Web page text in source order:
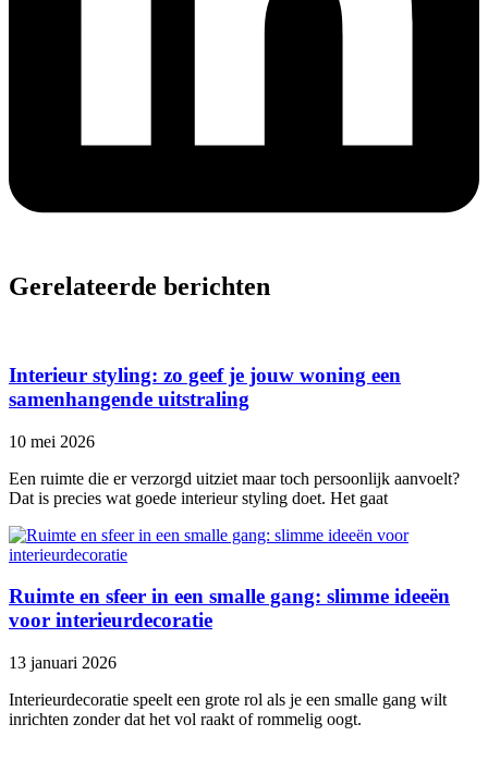
Gerelateerde berichten
Interieur styling: zo geef je jouw woning een
samenhangende uitstraling
10 mei 2026
Een ruimte die er verzorgd uitziet maar toch persoonlijk aanvoelt?
Dat is precies wat goede interieur styling doet. Het gaat
Ruimte en sfeer in een smalle gang: slimme ideeën
voor interieurdecoratie
13 januari 2026
Interieurdecoratie speelt een grote rol als je een smalle gang wilt
inrichten zonder dat het vol raakt of rommelig oogt.